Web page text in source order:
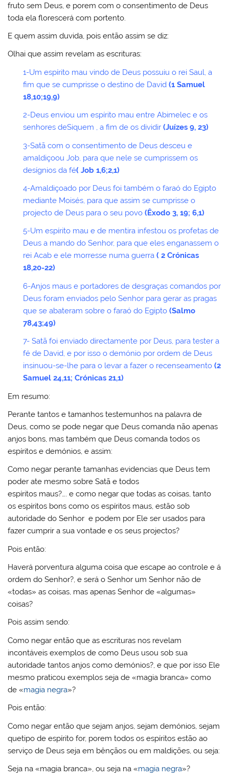
fruto sem Deus, e porem com o consentimento de Deus
toda ela florescerá com portento.
E quem assim duvida, pois então assim se diz:
Olhai que assim revelam as escrituras:
1-Um espírito mau vindo de Deus possuiu o rei Saul, a
fim que se cumprisse o destino de David(1 Samuel
18,10;19,9)
2-Deus enviou um espírito mau entre Abimelec e os
senhores deSiquem , a fim de os dividir(Juízes 9, 23)
3-Satã com o consentimento de Deus desceu e
amaldiçoou Job, para que nele se cumprissem os
desígnios da fé( Job 1,6;2,1)
4-Amaldiçoado por Deus foi também o faraó do Egipto
mediante Moisés, para que assim se cumprisse o
projecto de Deus para o seu povo(Êxodo 3, 19; 6,1)
5-Um espírito mau e de mentira infestou os profetas de
Deus a mando do Senhor, para que eles enganassem o
rei Acab e ele morresse numa guerra ( 2 Crónicas
18,20-22)
6-Anjos maus e portadores de desgraças comandos por
Deus foram enviados pelo Senhor para gerar as pragas
que se abateram sobre o faraó do Egipto(Salmo
78,43;49)
7- Satã foi enviado directamente por Deus, para tester a
fé de David, e por isso o demónio por ordem de Deus
insinuou-se-lhe para o levar a fazer o recenseamento(2
Samuel 24,11; Crónicas 21,1)
Em resumo:
Perante tantos e tamanhos testemunhos na palavra de
Deus, como se pode negar que Deus comanda não apenas
anjos bons, mas também que Deus comanda todos os
espíritos e demónios, e assim:
Como negar perante tamanhas evidencias que Deus tem
poder ate mesmo sobre Satã e todos
espíritos maus?…. e como negar que todas as coisas, tanto
os espíritos bons como os espíritos maus, estão sob
autoridade do Senhor e podem por Ele ser usados para
fazer cumprir a sua vontade e os seus projectos?
Pois então:
Haverá porventura alguma coisa que escape ao controle e á
ordem do Senhor?, e será o Senhor um Senhor não de
«todas» as coisas, mas apenas Senhor de «algumas»
coisas?
Pois assim sendo:
Como negar então que as escrituras nos revelam
incontáveis exemplos de como Deus usou sob sua
autoridade tantos anjos como demónios?, e que por isso Ele
mesmo praticou exemplos seja de «magia branca» como
de «magia negra»?
Pois então:
Como negar então que sejam anjos, sejam demónios, sejam
quetipo de espírito for, porem todos os espíritos estão ao
serviço de Deus seja em bênçãos ou em maldições, ou seja:
Seja na «magia branca», ou seja na «magia negra»?